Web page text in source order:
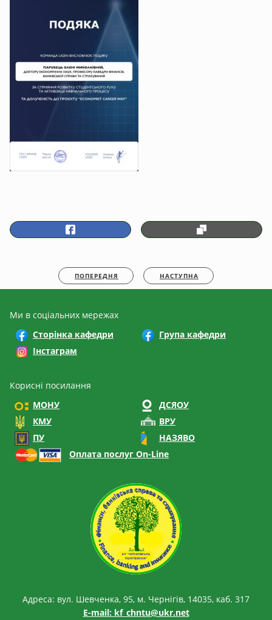
ПОПЕРЕДНЯ НАСТУПНА
Ми в соціальних мережах
Сторінка кафедри
Група кафедри
Інстаграм
Корисні посилання
МОНУ
ДСЯОУ
КМУ
ВРУ
ПУ
НАЗЯВО
Оплата послуг On-Line
Адреса: вул. Шевченка, 95, м. Чернігів, 14035, каб. 317
E-mail: kf_chntu@ukr.net